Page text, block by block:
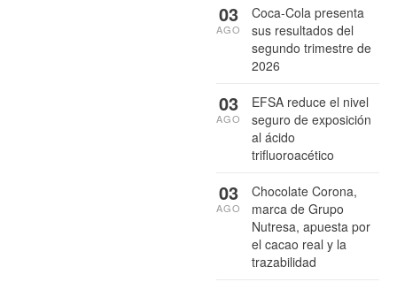
Coca-Cola presenta
sus resultados del
segundo trimestre de
2026
03
AGO
EFSA reduce el nivel
seguro de exposición
al ácido
trifluoroacético
03
AGO
Chocolate Corona,
marca de Grupo
Nutresa, apuesta por
el cacao real y la
trazabilidad
03
AGO